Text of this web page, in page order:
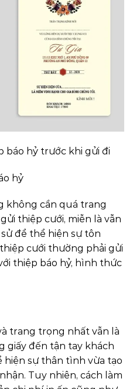
báo hỷ trước khi gửi đi
hỷ
không cần quá trang
thiệp cưới, miễn là vẫn
để thể hiện sự tôn
cưới thường phải gửi
thiệp báo hỷ, hình thức
trang trọng nhất vẫn là
giấy đến tận tay khách
hiện sự thân tình vừa tạo
Tuy nhiên, cách làm